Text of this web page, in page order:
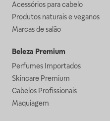
Acessórios para cabelo
Produtos naturais e veganos
Marcas de salão
Beleza Premium
Perfumes Importados
Skincare Premium
Cabelos Profissionais
Maquiagem